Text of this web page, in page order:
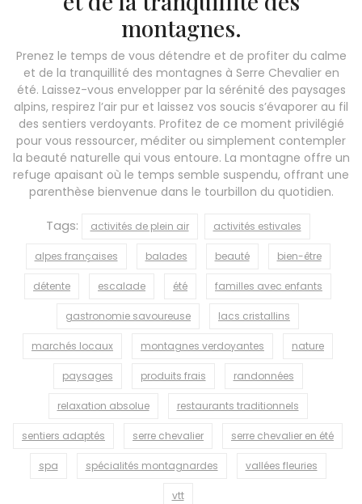
montagnes.
Prenez le temps de vous détendre et de profiter du calme
et de la tranquillité des montagnes à Serre Chevalier en
été. Laissez-vous envelopper par la sérénité des paysages
alpins, respirez l’air pur et laissez vos soucis s’évaporer au fil
des sentiers verdoyants. Profitez de ce moment privilégié
pour vous ressourcer, méditer ou simplement contempler
la beauté naturelle qui vous entoure. La montagne offre un
refuge apaisant où le temps semble suspendu, offrant une
parenthèse bienvenue dans le tourbillon du quotidien.
Tags: activités de plein air activités estivales
alpes françaises balades beauté bien-être
détente escalade été familles avec enfants
gastronomie savoureuse lacs cristallins
marchés locaux montagnes verdoyantes nature
paysages produits frais randonnées
relaxation absolue restaurants traditionnels
sentiers adaptés serre chevalier serre chevalier en été
spa spécialités montagnardes vallées fleuries
vtt